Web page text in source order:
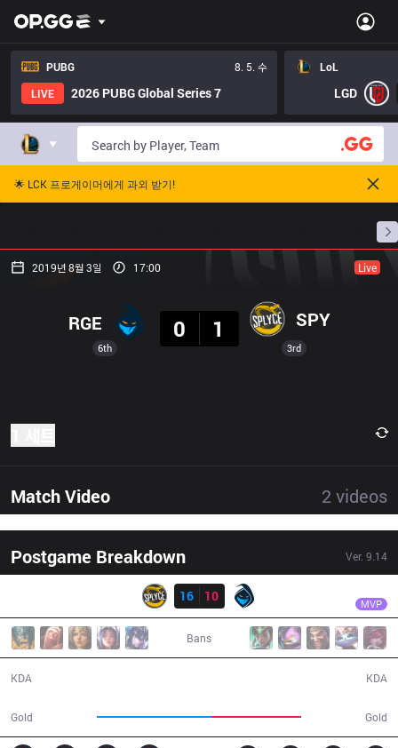
PUBG
8. 5. 수
LIVE
2026 PUBG Global Series 7
LoL
LGD
🌟 LCK 프로게이머에게 과외 받기!
프로빌
2019년 8월 3일 17:00 Live
6th
RGE
0
1 SPY
3rd
Match Video 2 videos
Postgame Breakdown Ver. 9.14
16
10 MVP
Bans
KDA
Gold Gold
KDA